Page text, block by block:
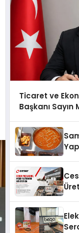
Ticaret ve
Başkanı
şunları kaydetti: